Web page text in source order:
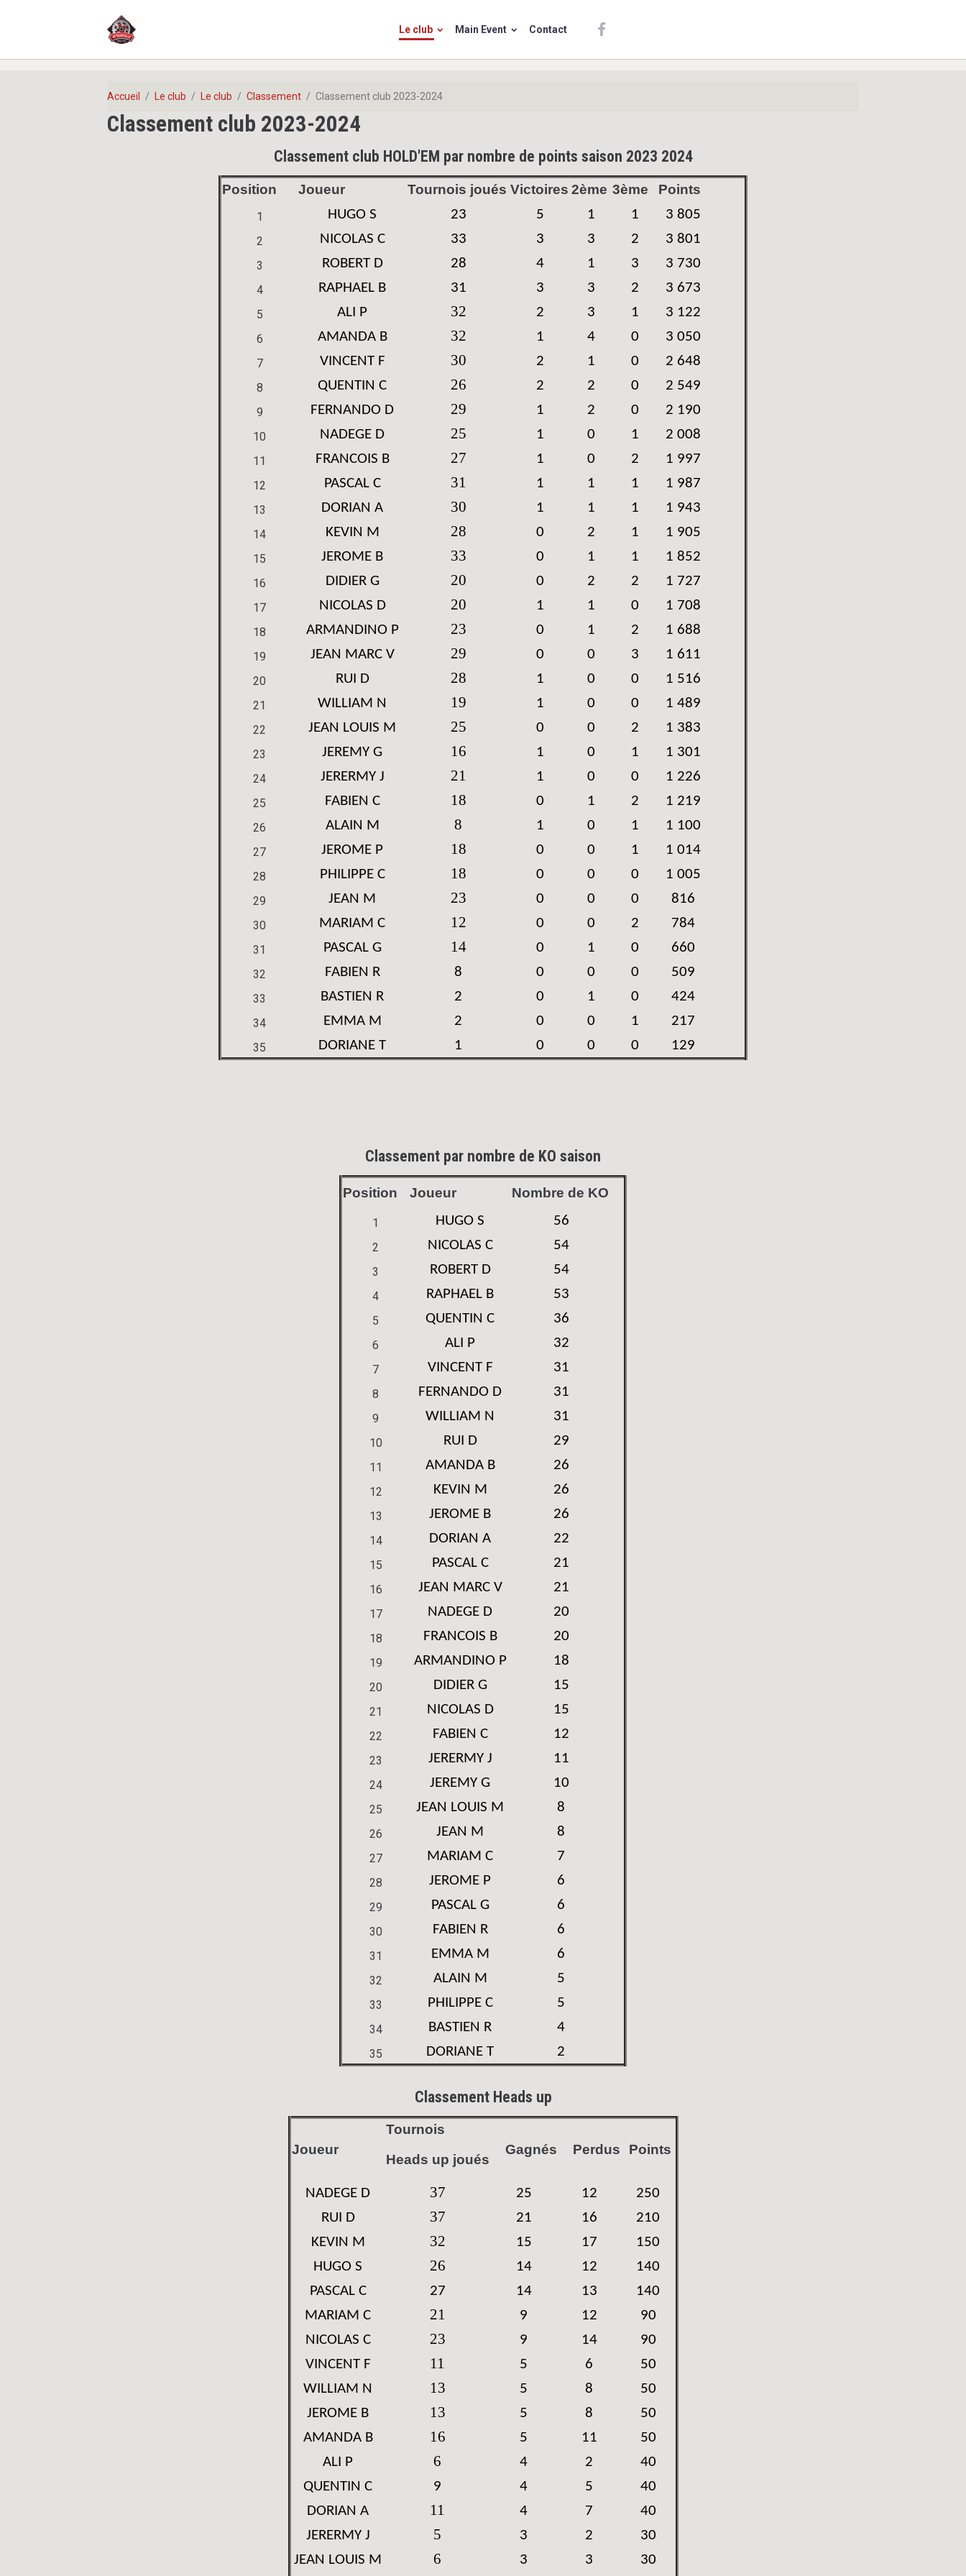
Le club Main Event Contact
Accueil Le club Le club Classement Classement club 2023-2024
Classement club 2023-2024
Classement club HOLD'EM par nombre de points saison 2023 2024
Position Joueur Tournois joués Victoires 2ème 3ème Points
1 HUGO S 23 5 1 1 3 805
2 NICOLAS C 33 3 3 2 3 801
3 ROBERT D 28 4 1 3 3 730
4 RAPHAEL B 31 3 3 2 3 673
5 ALI P 32 2 3 1 3 122
6 AMANDA B 32 1 4 0 3 050
7 VINCENT F 30 2 1 0 2 648
8 QUENTIN C 26 2 2 0 2 549
9 FERNANDO D 29 1 2 0 2 190
10 NADEGE D 25 1 0 1 2 008
11 FRANCOIS B 27 1 0 2 1 997
12 PASCAL C 31 1 1 1 1 987
13 DORIAN A 30 1 1 1 1 943
14 KEVIN M 28 0 2 1 1 905
15 JEROME B 33 0 1 1 1 852
16 DIDIER G 20 0 2 2 1 727
17 NICOLAS D 20 1 1 0 1 708
18 ARMANDINO P 23 0 1 2 1 688
19 JEAN MARC V 29 0 0 3 1 611
20 RUI D 28 1 0 0 1 516
21 WILLIAM N 19 1 0 0 1 489
22 JEAN LOUIS M 25 0 0 2 1 383
23 JEREMY G 16 1 0 1 1 301
24 JERERMY J 21 1 0 0 1 226
25 FABIEN C 18 0 1 2 1 219
26 ALAIN M 8 1 0 1 1 100
27 JEROME P 18 0 0 1 1 014
28 PHILIPPE C 18 0 0 0 1 005
29 JEAN M 23 0 0 0 816
30 MARIAM C 12 0 0 2 784
31 PASCAL G 14 0 1 0 660
32 FABIEN R 8 0 0 0 509
33 BASTIEN R 2 0 1 0 424
34 EMMA M 2 0 0 1 217
35 DORIANE T 1 0 0 0 129
Classement par nombre de KO saison
Position Joueur Nombre de KO
1 HUGO S 56
2 NICOLAS C 54
3 ROBERT D 54
4 RAPHAEL B 53
5 QUENTIN C 36
6 ALI P 32
7 VINCENT F 31
8 FERNANDO D 31
9 WILLIAM N 31
10 RUI D 29
11 AMANDA B 26
12 KEVIN M 26
13 JEROME B 26
14 DORIAN A 22
15 PASCAL C 21
16 JEAN MARC V 21
17 NADEGE D 20
18 FRANCOIS B 20
19 ARMANDINO P 18
20 DIDIER G 15
21 NICOLAS D 15
22 FABIEN C 12
23 JERERMY J 11
24 JEREMY G 10
25 JEAN LOUIS M 8
26 JEAN M 8
27 MARIAM C 7
28 JEROME P 6
29 PASCAL G 6
30 FABIEN R 6
31 EMMA M 6
32 ALAIN M 5
33 PHILIPPE C 5
34 BASTIEN R 4
35 DORIANE T 2
Classement Heads up
Joueur
Tournois
Heads up joués
Gagnés Perdus Points
NADEGE D 37 25 12
250
RUI D
37 21 16
210
KEVIN M
32 15 17
150
HUGO S
26 14 12
140
PASCAL C
27 14 13
140
MARIAM C
21 9 12
90
NICOLAS C
23 9 14
90
VINCENT F
11 5 6
50
WILLIAM N
13 5 8
50
JEROME B
13 5 8
50
AMANDA B
16 5 11
50
ALI P
6 4 2
40
QUENTIN C
9 4 5
40
DORIAN A
11 4 7
40
JERERMY J
5 3 2
30
JEAN LOUIS M
6 3 3 30